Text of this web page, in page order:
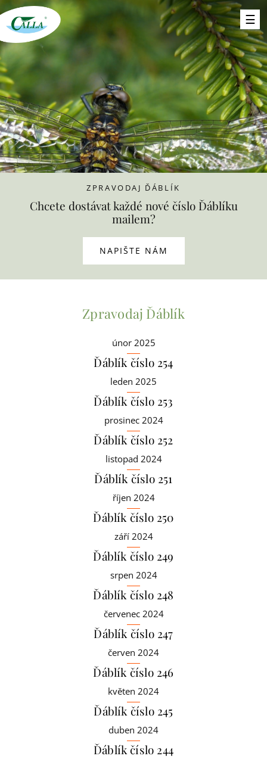
ZPRAVODAJ ĎÁBLÍK
Chcete dostávat každé nové číslo Ďáblíku
mailem?
NAPIŠTE NÁM
Zpravodaj Ďáblík
únor 2025
Ďáblík číslo 254
leden 2025
Ďáblík číslo 253
prosinec 2024
Ďáblík číslo 252
listopad 2024
Ďáblík číslo 251
říjen 2024
Ďáblík číslo 250
září 2024
Ďáblík číslo 249
srpen 2024
Ďáblík číslo 248
červenec 2024
Ďáblík číslo 247
červen 2024
Ďáblík číslo 246
květen 2024
Ďáblík číslo 245
duben 2024
Ďáblík číslo 244